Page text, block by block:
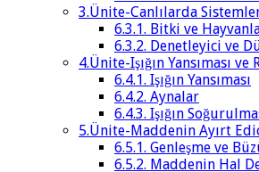
3.Ünite-Canlılarda
6.3.1. Bitki ve
6.3.2. Denetleyici ve
4.Ünite-Işığın Yansıması ve
6.4.1. Işığın Yansıması
6.4.2. Aynalar
6.4.3. Işığın
5.Ünite-Maddenin Ayırt
6.5.1. Genleşme ve
6.5.2. Maddenin Hal